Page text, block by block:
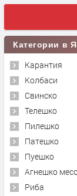
Карантия
Колбаси
Свинско
Телешко
Пилешко
Патешко
Пуешко
Агнешко
Риба